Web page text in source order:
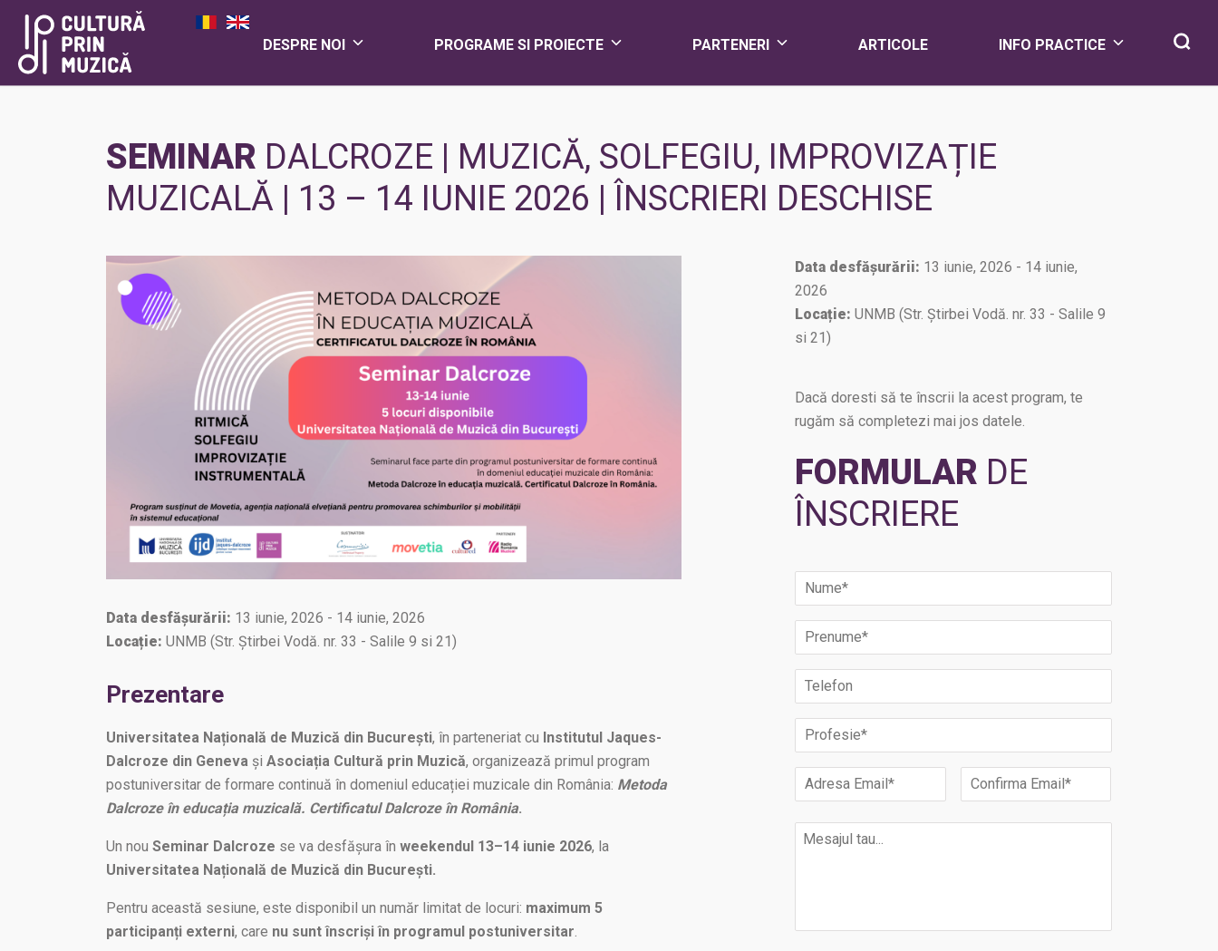
DESPRE NOI PROGRAME SI PROIECTE PARTENERI ARTICOLE INFO PRACTICE
SEMINAR DALCROZE | MUZICĂ, SOLFEGIU, IMPROVIZAȚIE
MUZICALĂ | 13 – 14 IUNIE 2026 | ÎNSCRIERI DESCHISE
Data desfășurării: 13 iunie, 2026 - 14 iunie, 2026
Locație: UNMB (Str. Ştirbei Vodă. nr. 33 - Salile 9 si 21)
Prezentare
Universitatea Națională de Muzică din București, în parteneriat cu Institutul Jaques-
Dalcroze din Geneva și Asociația Cultură prin Muzică, organizează primul program
postuniversitar de formare continuă în domeniul educației muzicale din România: Metoda
Dalcroze în educația muzicală. Certificatul Dalcroze în România.
Un nou Seminar Dalcroze se va desfășura în weekendul 13–14 iunie 2026, la
Universitatea Națională de Muzică din București.
Pentru această sesiune, este disponibil un număr limitat de locuri: maximum 5
participanți externi, care nu sunt înscriși în programul postuniversitar.
Data desfășurării: 13 iunie, 2026 - 14 iunie,
2026
Locație: UNMB (Str. Ştirbei Vodă. nr. 33 - Salile 9
si 21)
Dacă doresti să te înscrii la acest program, te
rugăm să completezi mai jos datele.
FORMULAR DE
ÎNSCRIERE
Nume *
Prenume *
Telefon
Profesie *
Email
Mesaj